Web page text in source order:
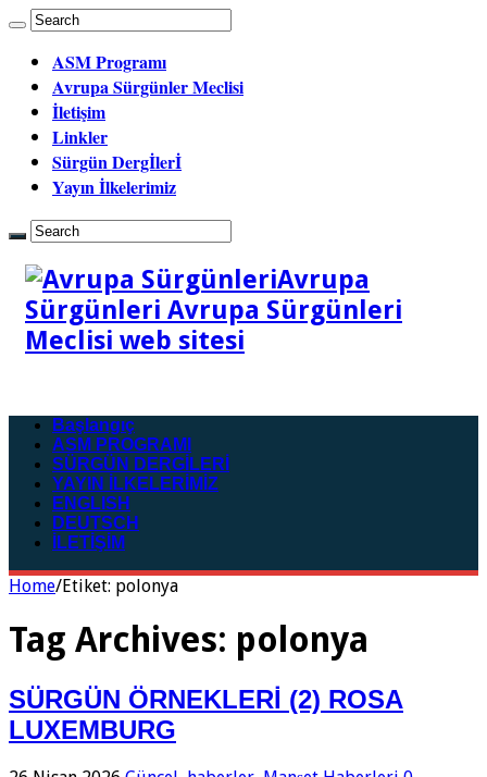
ASM Programı
Avrupa Sürgünler Meclisi
İletişim
Linkler
Sürgün Dergİlerİ
Yayın İlkelerimiz
Avrupa
Sürgünleri Avrupa Sürgünleri
Meclisi web sitesi
Başlangıç
ASM PROGRAMI
SÜRGÜN DERGİLERİ
YAYIN İLKELERİMİZ
ENGLISH
DEUTSCH
İLETİŞİM
Home/Etiket: polonya
Tag Archives: polonya
SÜRGÜN ÖRNEKLERİ (2) ROSA
LUXEMBURG